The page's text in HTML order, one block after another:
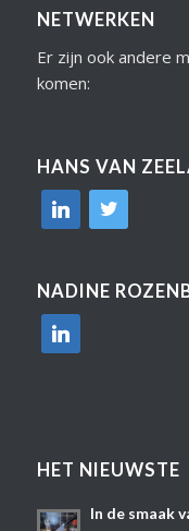
NETWERKEN
Er zijn ook andere
komen:
HANS VAN
linkedin
twitter
NADINE
linkedin
HET NIEUWSTE
In de smaak